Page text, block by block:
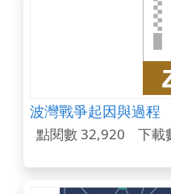
波灣戰爭起因與過程
點閱數 32,920 下載